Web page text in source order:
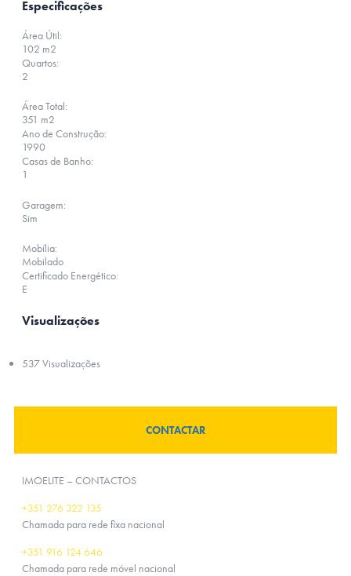
Especificações
Área Útil:
102 m2
Quartos:
2
Área Total:
351 m2
Ano de Construção:
1990
Casas de Banho:
1
Garagem:
Sim
Mobília:
Mobilado
Certificado Energético:
E
Visualizações
537 Visualizações
CONTACTAR
IMOELITE – CONTACTOS
+351 276 322 135
Chamada para rede fixa nacional
+351 916 124 646
Chamada para rede móvel nacional